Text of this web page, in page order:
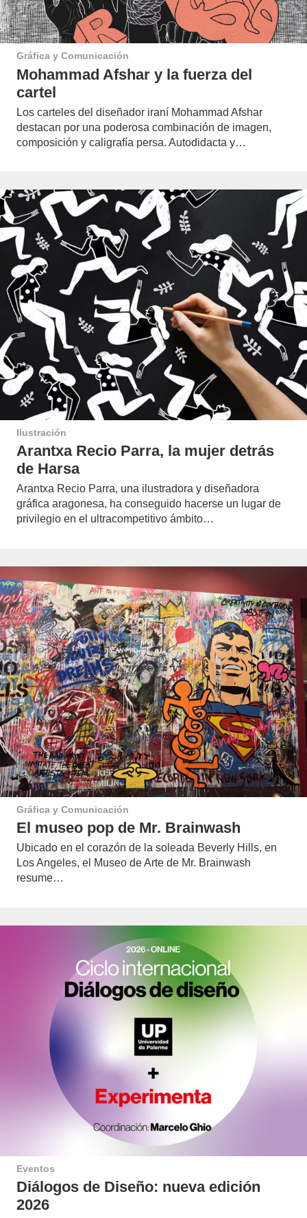
Gráfica y Comunicación
Mohammad Afshar y la fuerza del
cartel
Los carteles del diseñador iraní Mohammad Afshar
destacan por una poderosa combinación de imagen,
composición y caligrafía persa. Autodidacta y…
Ilustración
Arantxa Recio Parra, la mujer detrás
de Harsa
Arantxa Recio Parra, una ilustradora y diseñadora
gráfica aragonesa, ha conseguido hacerse un lugar de
privilegio en el ultracompetitivo ámbito…
Gráfica y Comunicación
El museo pop de Mr. Brainwash
Ubicado en el corazón de la soleada Beverly Hills, en
Los Angeles, el Museo de Arte de Mr. Brainwash
resume…
Eventos
Diálogos de Diseño: nueva edición
2026